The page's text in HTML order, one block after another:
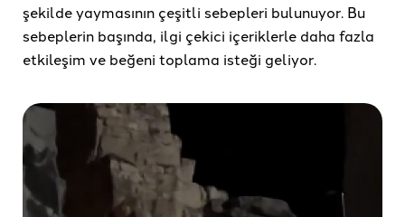
şekilde yaymasının çeşitli sebepleri bulunuyor. Bu
sebeplerin başında, ilgi çekici içeriklerle daha fazla
etkileşim ve beğeni toplama isteği geliyor.